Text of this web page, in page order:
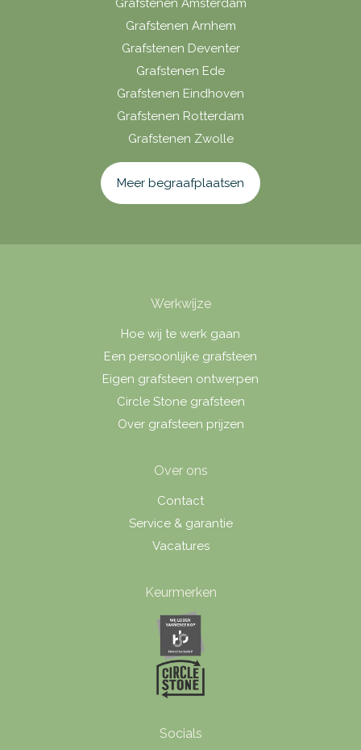
Grafstenen Amsterdam
Grafstenen Arnhem
Grafstenen Deventer
Grafstenen Ede
Grafstenen Eindhoven
Grafstenen Rotterdam
Grafstenen Zwolle
Meer begraafplaatsen
Werkwijze
Hoe wij te werk gaan
Een persoonlijke grafsteen
Eigen grafsteen ontwerpen
Circle Stone grafsteen
Over grafsteen prijzen
Over ons
Contact
Service & garantie
Vacatures
Keurmerken
Socials